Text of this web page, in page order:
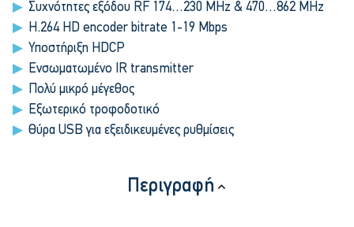
Συχνότητες εξόδου RF 174…230 MHz & 470…862 MHz
H.264 HD encoder bitrate 1-19 Mbps
Υποστήριξη HDCP
Ενσωματωμένο IR transmitter
Πολύ μικρό μέγεθος
Εξωτερικό τροφοδοτικό
Θύρα USB για εξειδικευμένες ρυθμίσεις
Περιγραφή